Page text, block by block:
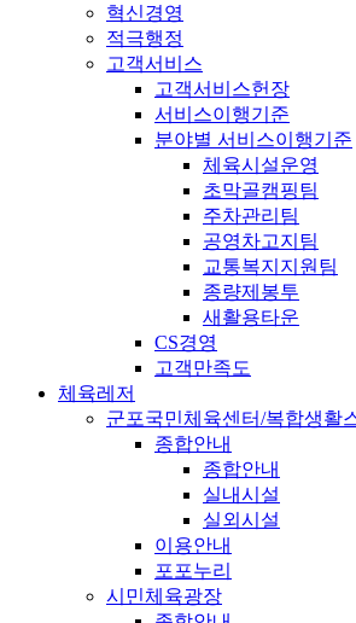
혁신경영
적극행정
고객서비스
고객서비스헌장
서비스이행기준
분야별 서비스이행기준
체육시설운영
초막골캠핑팀
주차관리팀
공영차고지팀
교통복지지원팀
종량제봉투
새활용타운
CS경영
고객만족도
체육레저
군포국민체육센터/복합생활
종합안내
종합안내
실내시설
실외시설
이용안내
포포누리
시민체육광장